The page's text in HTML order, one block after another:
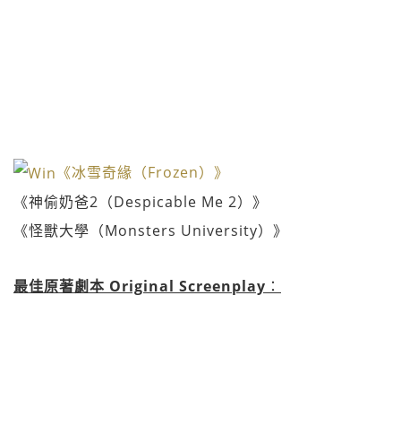
《冰雪奇緣（Frozen）》
《神偷奶爸2（Despicable Me 2）》
《怪獸大學（Monsters University）》
最佳原著劇本 Original Screenplay ：